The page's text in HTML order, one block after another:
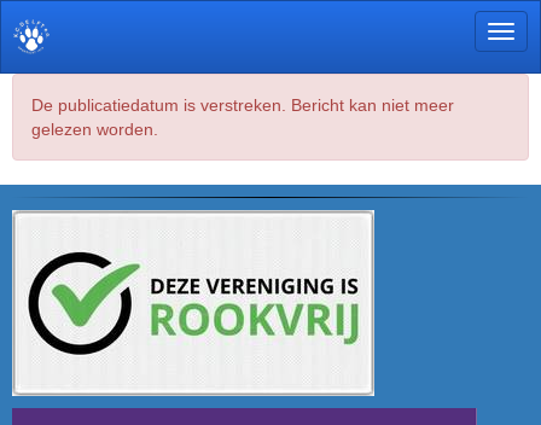
De publicatiedatum is verstreken. Bericht kan niet meer
gelezen worden.